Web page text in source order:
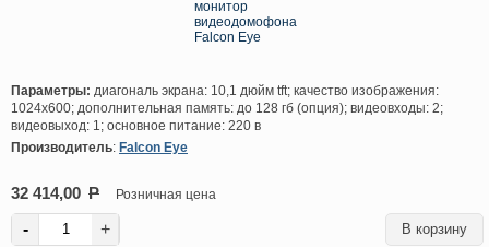
Параметры: диагональ экрана: 10,1 дюйм tft; качество изображения:
1024х600; дополнительная память: до 128 гб (опция); видеовходы: 2;
видеовыход: 1; основное питание: 220 в
Производитель: Falcon Eye
32 414,00 P Розничная цена
- +